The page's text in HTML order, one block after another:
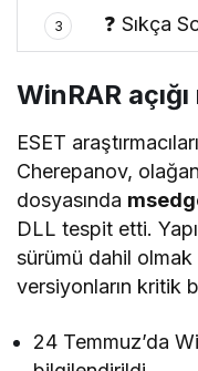
3 ❓ Sıkça
WinRAR
ESET
Cherepanov,
dosyasında
DLL tespit etti.
sürümü dahil olmak
versiyonların kritik
24 Temmuz’da